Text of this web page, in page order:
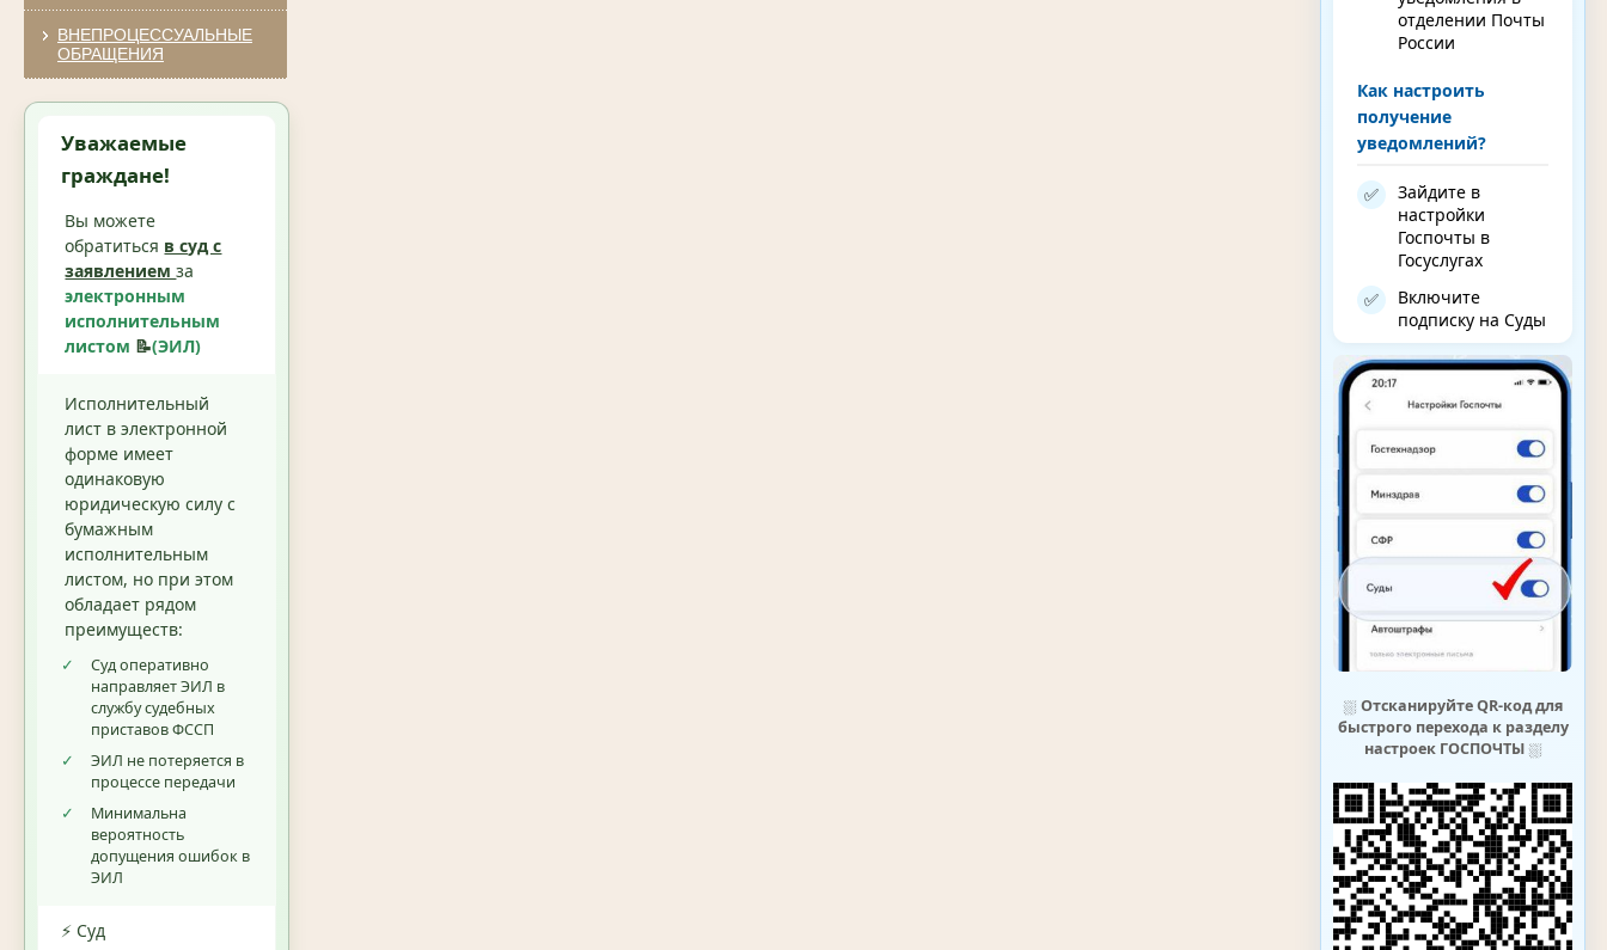
ВНЕПРОЦЕССУАЛЬНЫЕ
ОБРАЩЕНИЯ
Уважаемые
граждане!
Вы можете
обратиться в суд с
заявлениемза
электронным
исполнительным
листом 📝(ЭИЛ)
Исполнительный
лист в электронной
форме имеет
одинаковую
юридическую силу с
бумажным
исполнительным
листом, но при этом
обладает рядом
преимуществ:
✓
Суд оперативно
направляет ЭИЛ в
службу судебных
приставов ФССП
✓
ЭИЛ не потеряется в
процессе передачи
✓
Минимальна
вероятность
допущения ошибок в
ЭИЛ
⚡ Суд
отделении Почты
России
Как настроить
получение
уведомлений?
✅
Зайдите в
настройки
Госпочты в
Госуслугах
✅
Включите
подписку на Суды
⛆ Отсканируйте QR-код для
быстрого перехода к разделу
настроек ГОСПОЧТЫ⛆